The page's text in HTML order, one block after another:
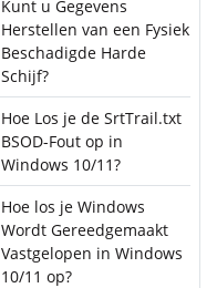
Kunt u Gegevens
Herstellen van een Fysiek
Beschadigde Harde
Schijf?
Hoe Los je de SrtTrail.txt
BSOD-Fout op in
Windows 10/11?
Hoe los je Windows
Wordt Gereedgemaakt
Vastgelopen in Windows
10/11 op?